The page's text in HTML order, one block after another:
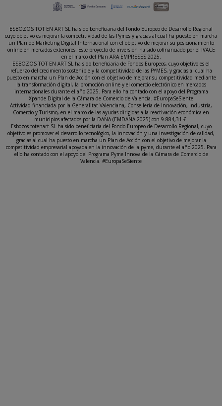
ESBOZOS TOT EN ART SL ha sido beneficiaria del Fondo Europeo de Desarrollo Regional
cuyo objetivo es mejorar la competitividad de las Pymes y gracias al cual ha puesto en marcha
un Plan de Marketing Digital Internacional con el objetivo de mejorar su posicionamiento
online en mercados exteriores. Este proyecto de inversión ha sido cofinanciado por el IVACE
en el marco del Plan ARA EMPRESES 2025.
ESBOZOS TOT EN ART SL ha sido beneficiaria de Fondos Europeos, cuyo objetivo es el
refuerzo del crecimiento sostenible y la competitividad de las PYMES, y gracias al cual ha
puesto en marcha un Plan de Acción con el objetivo de mejorar su competitividad mediante
la transformación digital, la promoción online y el comercio electrónico en mercados
internacionales durante el año 2025. Para ello ha contado con el apoyo del Programa
Xpande Digital de la Cámara de Comercio de Valencia. #EuropaSeSiente
Actividad financiada por la Generalitat Valenciana, Conselleria de Innovación, Industria,
Comercio y Turismo, en el marco de las ayudas dirigidas a la reactivación económica en
municipios afectados por la DANA (EMDANA 2025) con 9.884,31 €.
Esbozos totenart SL ha sido beneficiaria del Fondo Europeo de Desarrollo Regional, cuyo
objetivo es promover el desarrollo tecnológico, la innovación y una investigación de calidad,
gracias al cual ha puesto en marcha un Plan de Acción con el objetivo de mejorar la
competitividad empresarial apoyada en la innovación de la pyme, durante el año 2025. Para
ello ha contado con el apoyo del Programa Pyme Innova de la Cámara de Comercio de
Valencia. #EuropaSeSiente